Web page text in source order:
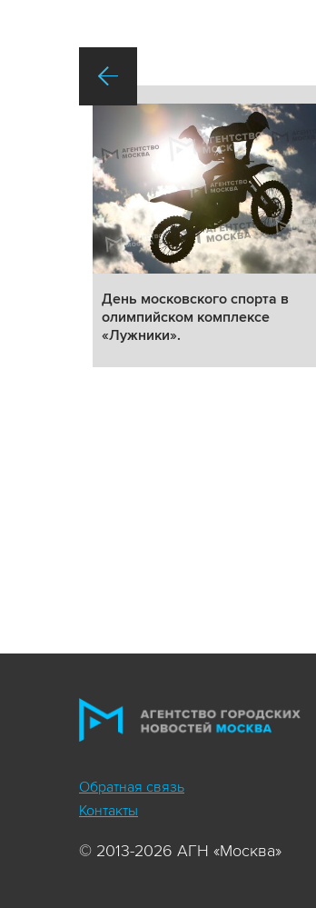
День московского спорта в
олимпийском комплексе
«Лужники».
Обратная связь
Контакты
© 2013-2026 АГН «Москва»